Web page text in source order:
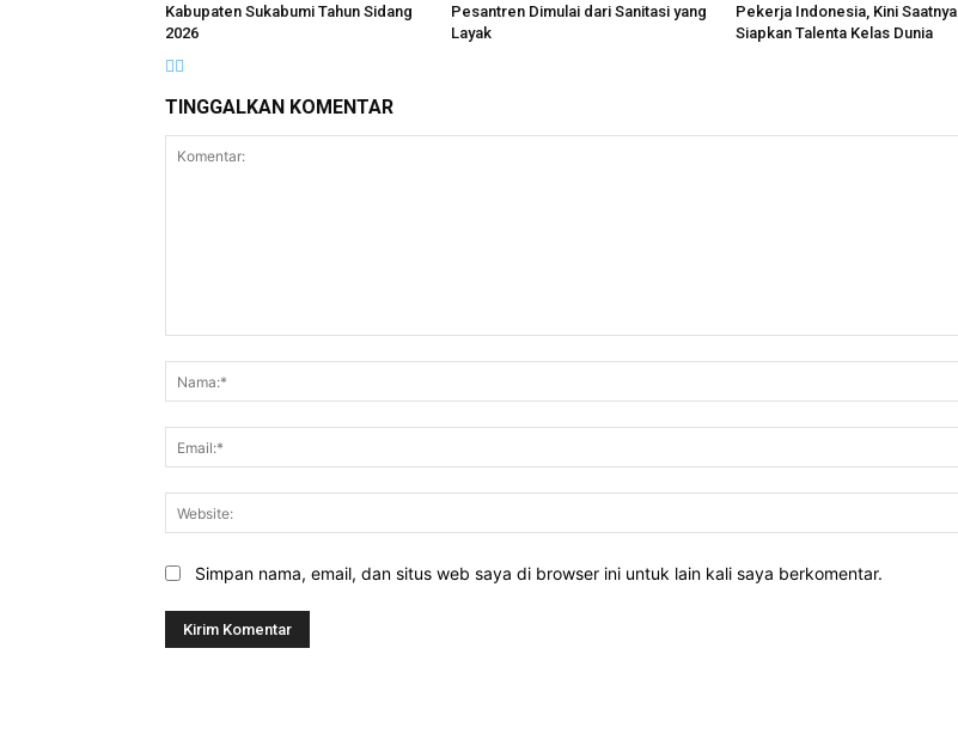
Kabupaten Sukabumi Tahun Sidang
2026
Pesantren Dimulai dari Sanitasi yang
Layak
Pekerja Indonesia, Kini Saatnya
Siapkan Talenta Kelas Dunia
TINGGALKAN KOMENTAR
Simpan nama, email, dan situs web saya di browser ini untuk lain kali saya berkomentar.